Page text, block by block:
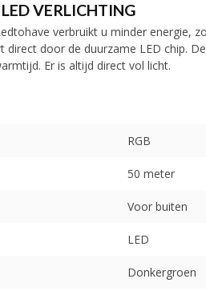
VERLICHTING
verbruikt u minder energie,
direct door de duurzame LED chip.
Er is altijd direct vol licht.
RGB
50 meter
Voor buiten
LED
Donkergroen